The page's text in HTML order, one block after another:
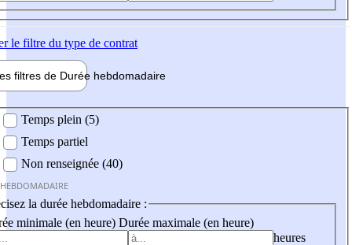
le filtre du type de contrat
filtres de Durée hebdomadaire
Temps plein (5)
Temps partiel
Non renseignée (40)
la durée hebdomadaire :
minimale (en heure) Durée maximale (en heure)
heures